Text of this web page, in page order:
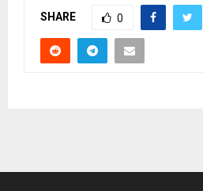
SHARE 0